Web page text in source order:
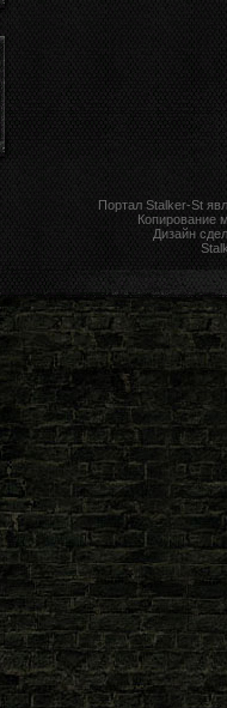
Портал Stalker-St
Копирование
Дизайн